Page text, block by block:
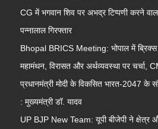
CG में भगवान शिव पर अभद्र टिप्पणी करने
पन्नालाल गिरफ्तार
Bhopal BRICS Meeting: भोपाल में ब्रिक्स
महामंथन, विरासत और अर्थव्यवस्था पर चर्चा,
प्रधानमंत्री मोदी के विकसित भारत-2047 के
: मुख्यमंत्री डॉ. यादव
UP BJP New Team: यूपी बीजेपी ने क्षेत्र और